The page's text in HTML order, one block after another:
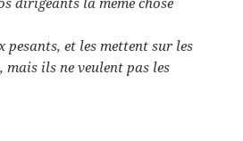
pesants, et les mettent sur les
mais ils ne veulent pas les